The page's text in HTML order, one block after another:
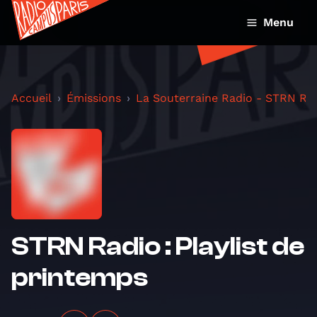
Menu
Accueil Émissions La Souterraine Radio - STRN
STRN Radio : Playlist de
printemps